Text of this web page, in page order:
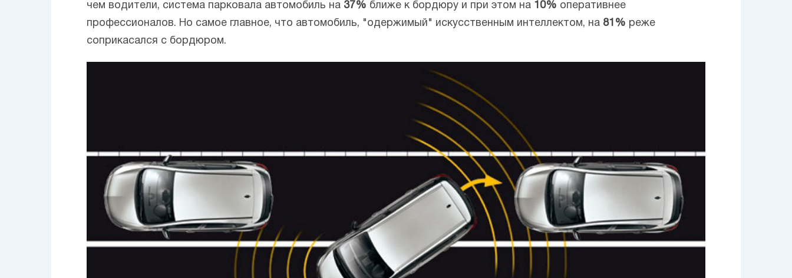
чем водители, система парковала автомобиль на 37% ближе к бордюру и при этом на 10% оперативнее
профессионалов. Но самое главное, что автомобиль, "одержимый" искусственным интеллектом, на 81% реже
соприкасался с бордюром.